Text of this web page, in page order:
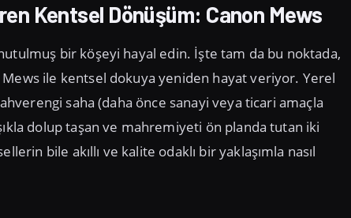
Kentsel Dönüşüm: Canon Mews
bir köşeyi hayal edin. İşte tam da bu noktada,
ile kentsel dokuya yeniden hayat veriyor. Yerel
saha (daha önce sanayi veya ticari amaçla
dolup taşan ve mahremiyeti ön planda tutan iki
bile akıllı ve kalite odaklı bir yaklaşımla nasıl